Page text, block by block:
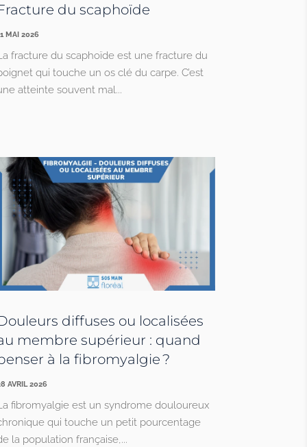
du scaphoïde
MAI 2026
fracture du scaphoïde est une fracture du
qui touche un os clé du carpe. C’est
atteinte souvent mal...
diffuses ou localisées
membre supérieur : quand
à la fibromyalgie ?
AVRIL 2026
fibromyalgie est un syndrome douloureux
qui touche un petit pourcentage
la population française,...